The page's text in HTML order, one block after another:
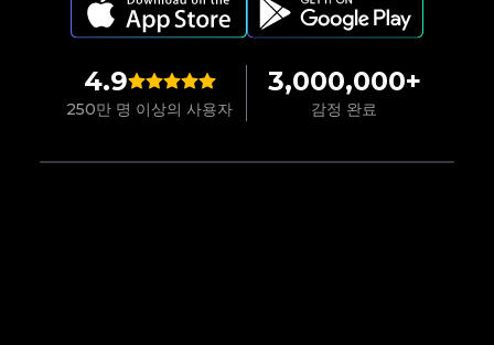
4.9
250만 명 이상의 사용자
3,000,000+
감정 완료